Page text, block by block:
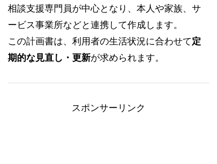
相談支援専門員が中心となり、本人や家族、サ
ービス事業所などと連携して作成します。
この計画書は、利用者の生活状況に合わせて定
期的な見直し・更新が求められます。
スポンサーリンク